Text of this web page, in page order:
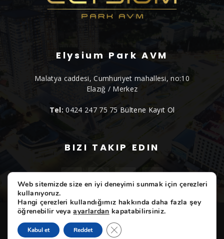
Elysium Park AVM
Malatya caddesi, Cumhuriyet mahallesi, no:10
Elazığ / Merkez
Tel: 0424 247 75 75 Bültene Kayıt Ol
BIZI TAKIP EDIN
ELYSIUM Etkinliklerimiz Markalarımız
Hizmetlerimiz
Hakkımızda
Web sitemizde size en iyi deneyimi sunmak için çerezleri
kullanıyoruz.
Hangi çerezleri kullandığımız hakkında daha fazla şey
öğrenebilir veyaayarlardan kapatabilirsiniz.
Kabul et Reddet GDPR çerez şeridini kapat